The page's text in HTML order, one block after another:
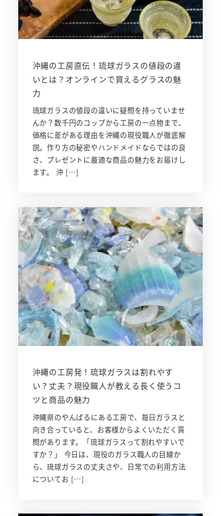
沖縄の工房直伝！琉球ガラスの値段の違
いとは？オンラインで買えるグラスの魅
力
琉球ガラスの値段の違いに疑問を持っていませ
んか？数千円のコップから工房の一点物まで、
価格に差がある理由を沖縄の現役職人が徹底解
説。作り方の秘密やハンドメイドならではの良
さ、プレゼントに最適な商品の魅力をお届けし
ます。 沖 […]
沖縄の工房発！琉球ガラスは割れやす
い？丈夫？現役職人が教える長く使うコ
ツと商品の魅力
沖縄県のやんばるにある工房で、毎日ガラスと
向き合っていると、お客様からよくいただく質
問があります。「琉球ガラスって割れやすいで
すか？」 今日は、現役のガラス職人の目線か
ら、琉球ガラスの丈夫さや、日常での利用方法
についてお […]